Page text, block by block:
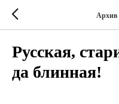
Архив
Русская,
да блинная!